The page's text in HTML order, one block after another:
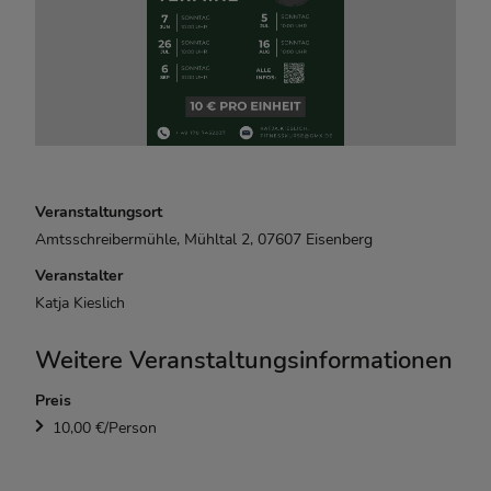
Veranstaltungsort
Amtsschreibermühle, Mühltal 2, 07607 Eisenberg
Veranstalter
Katja Kieslich
Weitere Veranstaltungsinformationen
Preis
10,00 €/Person